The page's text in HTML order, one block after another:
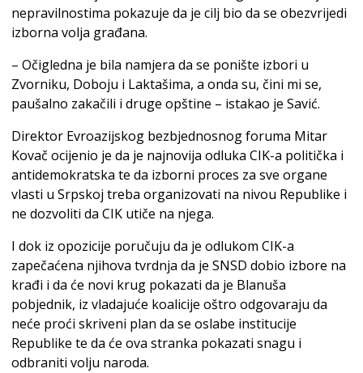
nepravilnostima pokazuje da je cilj bio da se obezvrijedi
izborna volja građana.
– Očigledna je bila namjera da se ponište izbori u
Zvorniku, Doboju i Laktašima, a onda su, čini mi se,
paušalno zakačili i druge opštine – istakao je Savić.
Direktor Evroazijskog bezbjednosnog foruma Mitar
Kovač ocijenio je da je najnovija odluka CIK-a politička i
antidemokratska te da izborni proces za sve organe
vlasti u Srpskoj treba organizovati na nivou Republike i
ne dozvoliti da CIK utiče na njega.
I dok iz opozicije poručuju da je odlukom CIK-a
zapečaćena njihova tvrdnja da je SNSD dobio izbore na
krađi i da će novi krug pokazati da je Blanuša
pobjednik, iz vladajuće koalicije oštro odgovaraju da
neće proći skriveni plan da se oslabe institucije
Republike te da će ova stranka pokazati snagu i
odbraniti volju naroda.